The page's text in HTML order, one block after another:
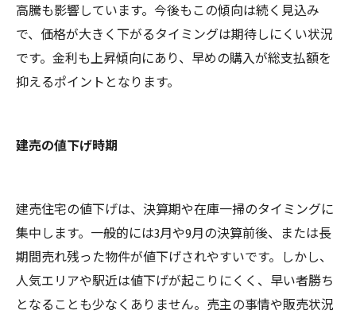
高騰も影響しています。今後もこの傾向は続く見込み
で、価格が大きく下がるタイミングは期待しにくい状況
です。金利も上昇傾向にあり、早めの購入が総支払額を
抑えるポイントとなります。
建売の値下げ時期
建売住宅の値下げは、決算期や在庫一掃のタイミングに
集中します。一般的には3月や9月の決算前後、または長
期間売れ残った物件が値下げされやすいです。しかし、
人気エリアや駅近は値下げが起こりにくく、早い者勝ち
となることも少なくありません。売主の事情や販売状況